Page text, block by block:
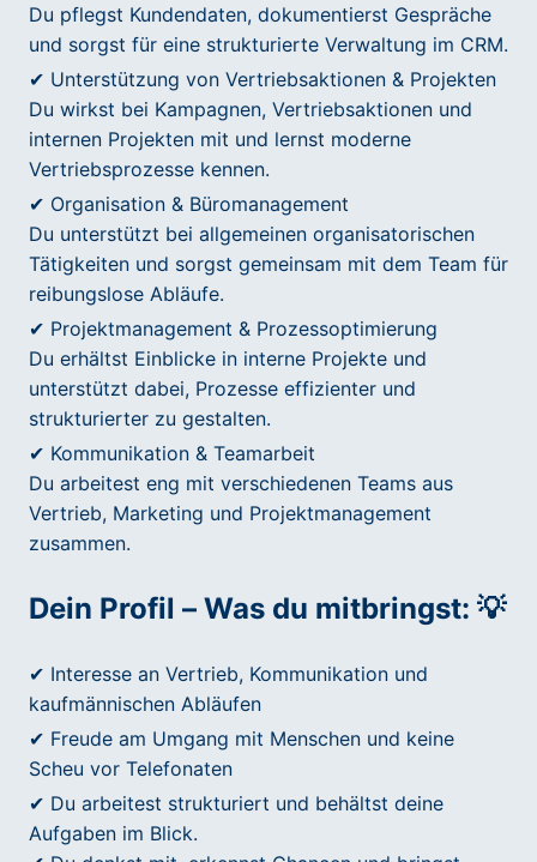
Du pflegst Kundendaten, dokumentierst Gespräche
und sorgst für eine strukturierte Verwaltung im CRM.
✔ Unterstützung von Vertriebsaktionen & Projekten
Du wirkst bei Kampagnen, Vertriebsaktionen und
internen Projekten mit und lernst moderne
Vertriebsprozesse kennen.
✔ Organisation & Büromanagement
Du unterstützt bei allgemeinen organisatorischen
Tätigkeiten und sorgst gemeinsam mit dem Team für
reibungslose Abläufe.
✔ Projektmanagement & Prozessoptimierung
Du erhältst Einblicke in interne Projekte und
unterstützt dabei, Prozesse effizienter und
strukturierter zu gestalten.
✔ Kommunikation & Teamarbeit
Du arbeitest eng mit verschiedenen Teams aus
Vertrieb, Marketing und Projektmanagement
zusammen.
Dein Profil – Was du mitbringst: 💡
✔ Interesse an Vertrieb, Kommunikation und
kaufmännischen Abläufen
✔ Freude am Umgang mit Menschen und keine
Scheu vor Telefonaten
✔ Du arbeitest strukturiert und behältst deine
Aufgaben im Blick.